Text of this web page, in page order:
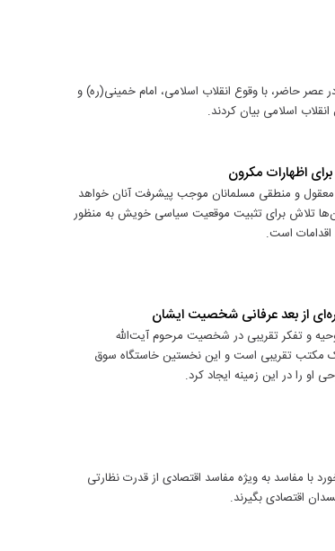
حاضر، با وقوع انقلاب اسلامی، امام خمینی(ره) و
اسلامی بیان کردند.
اظهارات مكرون
معقول و منطقی مسلمانان موجب پیشرفت آنان خواهد
تلاش برای تثبیت موقعیت سیاسی خویش به منظور
است.
از بعد عرفانی شخصیت ایشان
و تفکر تقریبی در شخصیت مرحوم آیت‌الله
مکتب تقریبی است و این نخستین خاستگاه سوق
را در این زمینه ایجاد کرد.
با مفاسد به ویژه مفاسد اقتصادی از قدرت نظارتی
اقتصادی بگیرند.